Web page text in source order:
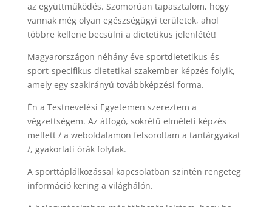
az együttműködés. Szomorúan tapasztalom, hogy
vannak még olyan egészségügyi területek, ahol
többre kellene becsülni a dietetikus jelenlétét!
Magyarországon néhány éve sportdietetikus és
sport-specifikus dietetikai szakember képzés folyik,
amely egy szakirányú továbbképzési forma.
Én a Testnevelési Egyetemen szereztem a
végzettségem. Az átfogó, sokrétű elméleti képzés
mellett / a weboldalamon felsoroltam a tantárgyakat
/, gyakorlati órák folytak.
A sporttáplálkozással kapcsolatban szintén rengeteg
információ kering a világhálón.